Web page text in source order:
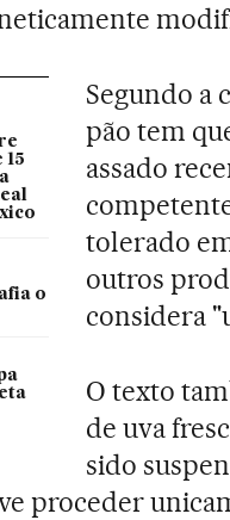
o
Segundo a
pão tem
assado
tolerado
outros
considera
O texto
de uva
sido
proceder